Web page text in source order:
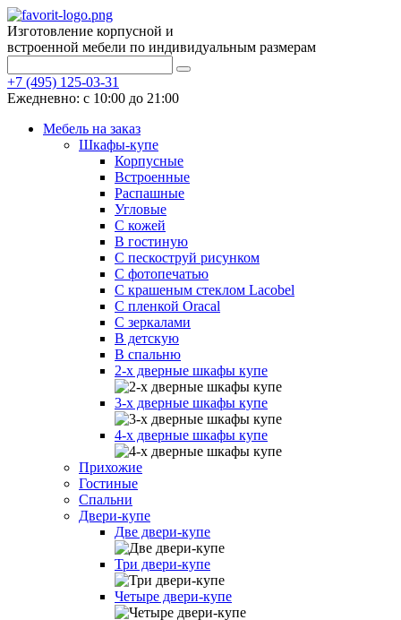
Изготовление корпусной и
встроенной мебели по индивидуальным размерам
+7 (495) 125-03-31
Ежедневно: с 10:00 до 21:00
Мебель на заказ
Шкафы-купе
Корпусные
Встроенные
Распашные
Угловые
С кожей
В гостиную
С пескоструй рисунком
С фотопечатью
С крашеным стеклом Lacobel
С пленкой Oracal
С зеркалами
В детскую
В спальню
2-х дверные шкафы купе
3-х дверные шкафы купе
4-х дверные шкафы купе
Прихожие
Гостиные
Спальни
Двери-купе
Две двери-купе
Три двери-купе
Четыре двери-купе